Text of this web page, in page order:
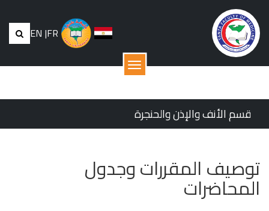
EN |FR
القائمة
قسم الأنف والإذن والحنجرة
توصيف المقررات وجدول
المحاضرات